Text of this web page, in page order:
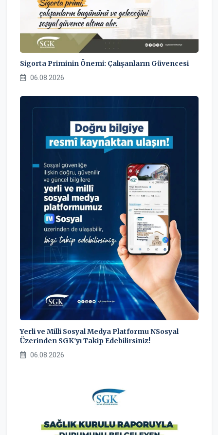
Sigorta Priminin Önemi: Çalışanların Güvencesi
06.08.2026
Yerli ve Milli Sosyal Medya Platformu NSosyal
Üzerinden SGK'yı Takip Edebilirsiniz!
06.08.2026